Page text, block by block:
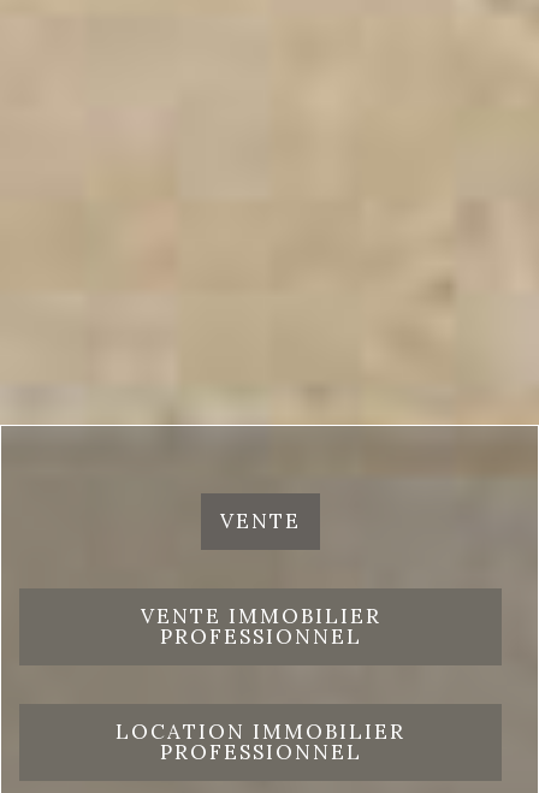
VENTE
VENTE IMMOBILIER
PROFESSIONNEL
LOCATION IMMOBILIER
PROFESSIONNEL